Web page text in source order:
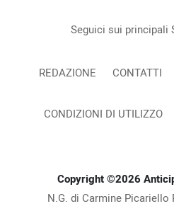
Seguici sui principali
REDAZIONE CONTATTI
CONDIZIONI DI UTILIZZO
Copyright ©2026
N.G. di Carmine Picariello